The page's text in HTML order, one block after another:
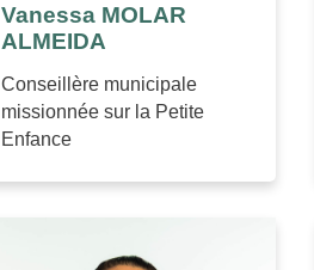
Vanessa MOLAR
ALMEIDA
Conseillère municipale
missionnée sur la Petite
Enfance